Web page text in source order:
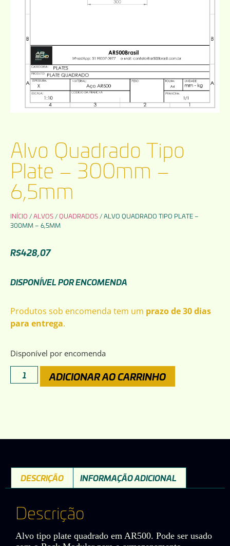
Alvo Quadrado Tipo
Plate – 300mm –
6,5mm
INÍCIO /ALVOS /QUADRADOS / ALVO QUADRADO TIPO PLATE –
300MM – 6,5MM
R$428,07
DISPONÍVEL POR ENCOMENDA
Produtos sob encomenda tem um prazo de 30 dias
para entrega.
Disponível por encomenda
ADICIONAR AO CARRINHO
DESCRIÇÃO INFORMAÇÃO ADICIONAL
Descrição
Alvo tipo plate quadrado em AR500. Pode ser usado